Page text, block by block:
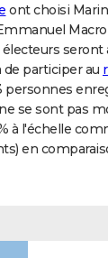
ont choisi
de participer au
personnes
se sont pas
à l'échelle
en